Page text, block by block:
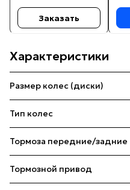
Заказать
Характеристики
Размер колес (диски)
Тип колес
Тормоза передние/задние
Тормозной привод